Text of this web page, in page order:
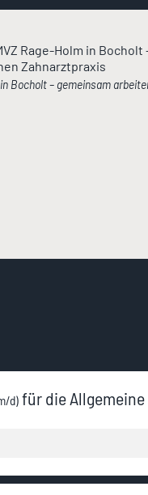
Bocholt – gemeinsam
d) für die